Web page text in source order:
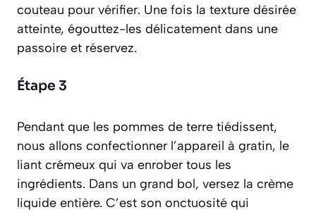
couteau pour vérifier. Une fois la texture désirée
atteinte, égouttez-les délicatement dans une
passoire et réservez.
Étape 3
Pendant que les pommes de terre tiédissent,
nous allons confectionner l’appareil à gratin, le
liant crémeux qui va enrober tous les
ingrédients. Dans un grand bol, versez la crème
liquide entière. C’est son onctuosité qui